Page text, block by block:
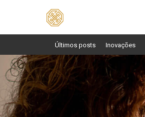
Últimos posts Inovações